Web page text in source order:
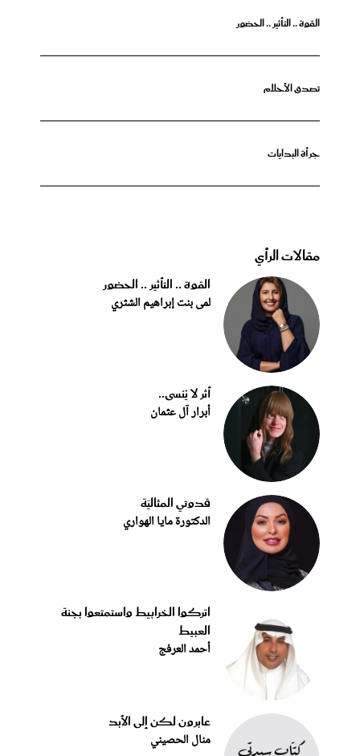
القوة .. التأثير .. الحضور
تصدق الأحلام
جرأة البدايات
مقالات الرأي
القوة .. التأثير .. الحضور
لمى بنت إبراهيم الشثري
أثر لا يُنسى..
أبرار آل عثمان
قدوتي المثاليّة
الدكتورة مايا الهواري
اتركوا الخرابيط واستمتعوا بجنة
العبيط
أحمد العرفج
عابرون لكن إلى الأبد
منال الحصيني